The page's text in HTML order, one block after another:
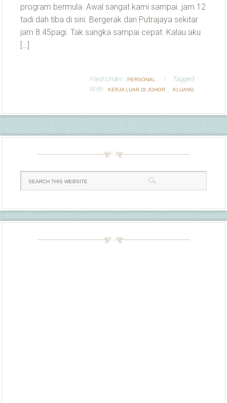
program bermula. Awal sangat kami sampai..jam 12
tadi dah tiba di sini. Bergerak dari Putrajaya sekitar
jam 8.45pagi. Tak sangka sampai cepat. Kalau aku
[…]
Filed Under: PERSONAL
Tagged
With:
KERJA LUAR DI JOHOR , KLUANG